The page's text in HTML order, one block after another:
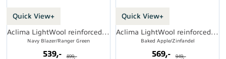
Quick View+
Aclima LightWool reinforced longs M's
Navy Blazer/Ranger Green
539,- 899,-
Quick View+
Aclima LightWool reinforced longs W's
Baked Apple/Zinfandel
569,- 949,-